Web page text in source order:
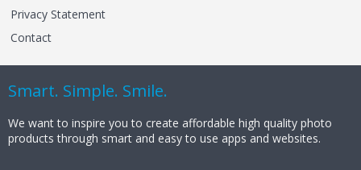
Privacy Statement
Contact
Smart. Simple. Smile.
We want to inspire you to create affordable high quality photo
products through smart and easy to use apps and websites.